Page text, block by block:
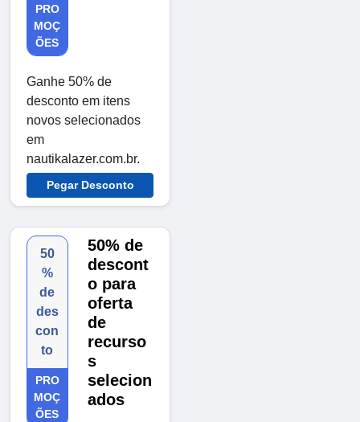
PRO
MOÇ
ÕES
Ganhe 50% de
desconto em itens
novos selecionados
em
nautikalazer.com.br.
Pegar Desconto
50
%
de
des
con
to
PRO
MOÇ
ÕES
50% de
descont
o para
oferta
de
recurso
s
selecion
ados